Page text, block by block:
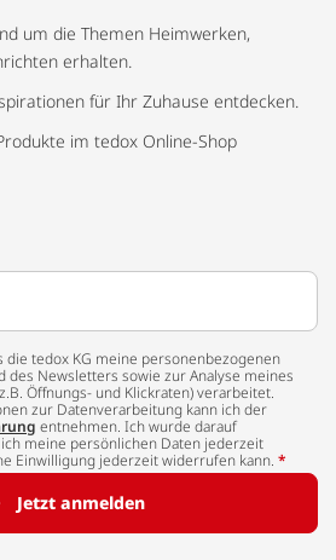
um die Themen Heimwerken,
erhalten.
für Ihr Zuhause entdecken.
im tedox Online-Shop
die tedox KG meine personenbezogenen
des Newsletters sowie zur Analyse meines
Öffnungs- und Klickraten) verarbeitet.
zur Datenverarbeitung kann ich der
entnehmen. Ich wurde darauf
meine persönlichen Daten jederzeit
Einwilligung jederzeit widerrufen kann. *
Jetzt anmelden